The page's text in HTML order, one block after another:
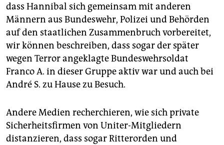
dass Hannibal sich gemeinsam mit anderen
Männern aus Bundeswehr, Polizei und Behörden
auf den staatlichen Zusammenbruch vorbereitet,
wir können beschreiben, dass sogar der später
wegen Terror angeklagte Bundeswehrsoldat
Franco A. in dieser Gruppe aktiv war und auch bei
André S. zu Hause zu Besuch.
Andere Medien recherchieren, wie sich private
Sicherheitsfirmen von Uniter-Mitgliedern
distanzieren, dass sogar Ritterorden und